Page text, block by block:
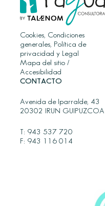
Cookies, Condiciones
generales, Política de
privacidad y Legal
Mapa del sitio /
Accesibilidad
CONTACTO
Avenida de Iparralde, 43
20302 IRUN GUIPUZCOA
T: 943 537 720
F: 943 116 014